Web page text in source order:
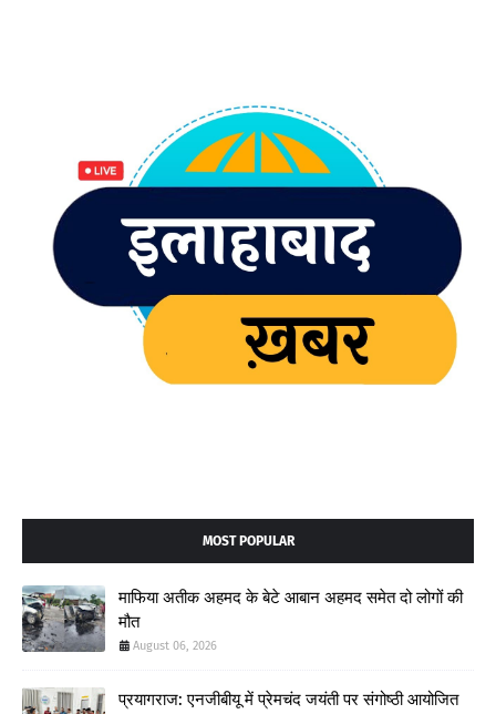
MOST POPULAR
माफिया अतीक अहमद के बेटे आबान अहमद समेत दो लोगों की
मौत
August 06, 2026
प्रयागराज: एनजीबीयू में प्रेमचंद जयंती पर संगोष्ठी आयोजित